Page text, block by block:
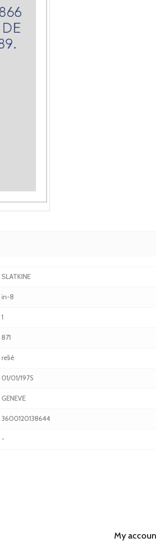
SLATKINE
in-8
1
871
relié
01/01/1975
GENEVE
3600120138644
-
My